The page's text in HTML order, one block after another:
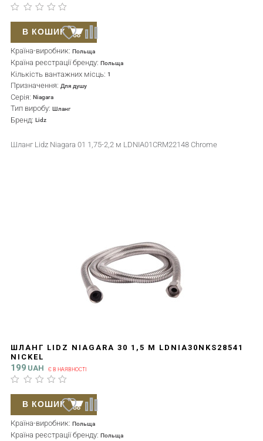
Країна-виробник: Польща
Країна реєстрації бренду: Польща
Кількість вантажних місць: 1
Призначення: Для душу
Серія: Niagara
Тип виробу: Шланг
Бренд: Lidz
Шланг Lidz Niagara 01 1,75-2,2 м LDNIA01CRM22148 Chrome
В КОШИК
ШЛАНГ LIDZ NIAGARA 30 1,5 М LDNIA30NKS28541
NICKEL
199 UAH Є В НАЯВНОСТІ
Країна-виробник: Польща
Країна реєстрації бренду: Польща
В КОШИК